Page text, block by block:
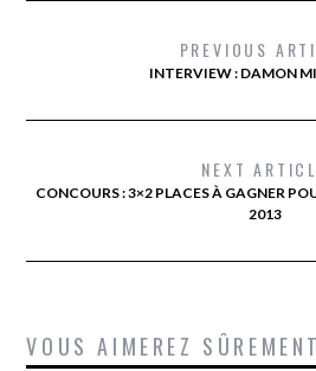
PREVIOUS
INTERVIEW : DAMON
NEXT
CONCOURS : 3×2 PLACES À GAGNER
2013
VOUS AIMEREZ SÛREMENT